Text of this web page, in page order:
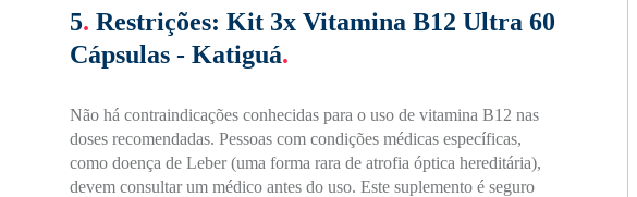
5. Restrições: Kit 3x Vitamina B12 Ultra 60
Cápsulas - Katiguá.
Não há contraindicações conhecidas para o uso de vitamina B12 nas
doses recomendadas. Pessoas com condições médicas específicas,
como doença de Leber (uma forma rara de atrofia óptica hereditária),
devem consultar um médico antes do uso. Este suplemento é seguro